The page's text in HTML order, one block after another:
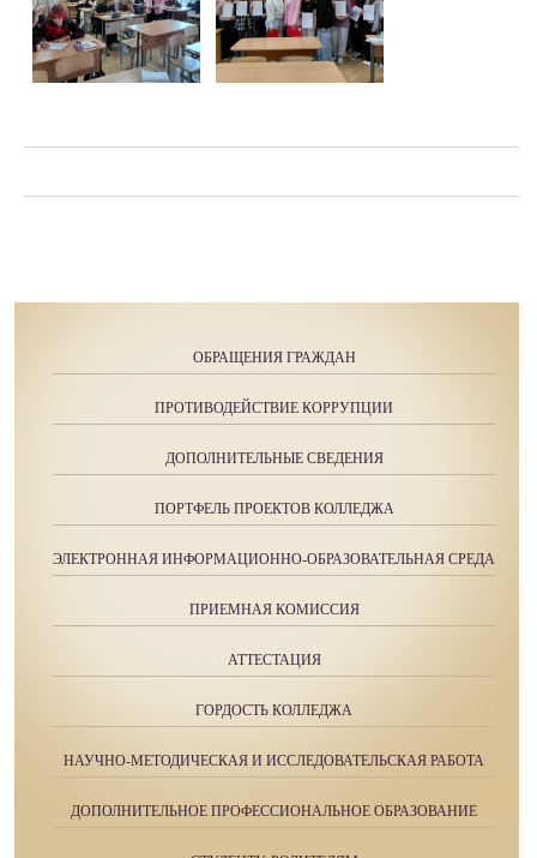
ОБРАЩЕНИЯ ГРАЖДАН
ПРОТИВОДЕЙСТВИЕ КОРРУПЦИИ
ДОПОЛНИТЕЛЬНЫЕ СВЕДЕНИЯ
ПОРТФЕЛЬ ПРОЕКТОВ КОЛЛЕДЖА
ЭЛЕКТРОННАЯ ИНФОРМАЦИОННО-ОБРАЗОВАТЕЛЬНАЯ СРЕДА
ПРИЕМНАЯ КОМИССИЯ
АТТЕСТАЦИЯ
ГОРДОСТЬ КОЛЛЕДЖА
НАУЧНО-МЕТОДИЧЕСКАЯ И ИССЛЕДОВАТЕЛЬСКАЯ РАБОТА
ДОПОЛНИТЕЛЬНОЕ ПРОФЕССИОНАЛЬНОЕ ОБРАЗОВАНИЕ